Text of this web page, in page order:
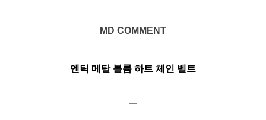
MD COMMENT
엔틱 메탈 볼륨 하트 체인 벨트
￣